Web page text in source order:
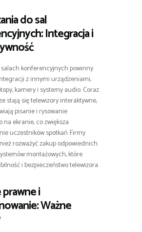
do sal
Integracja i
konferencyjnych powinny
z innymi urządzeniami,
kamery i systemy audio. Coraz
stają się telewizory interaktywne,
pisanie i rysowanie
na ekranie, co zwiększa
uczestników spotkań. Firmy
rozważyć zakup odpowiednich
montażowych, które
i bezpieczeństwo telewizora.
i
Ważne